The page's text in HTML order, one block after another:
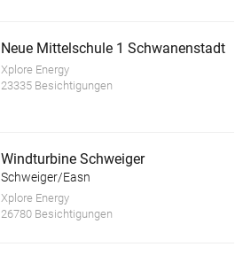
Neue Mittelschule 1 Schwanenstadt
Xplore Energy
23335 Besichtigungen
Windturbine Schweiger
Schweiger/Easn
Xplore Energy
26780 Besichtigungen